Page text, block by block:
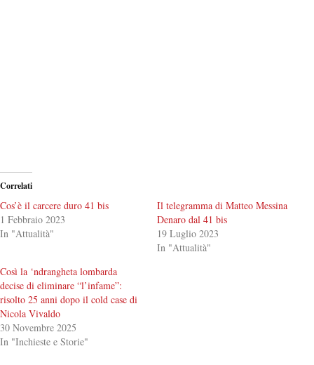
Correlati
Cos’è il carcere duro 41 bis
1 Febbraio 2023
In "Attualità"
Il telegramma di Matteo Messina
Denaro dal 41 bis
19 Luglio 2023
In "Attualità"
Così la ‘ndrangheta lombarda
decise di eliminare “l’infame”:
risolto 25 anni dopo il cold case di
Nicola Vivaldo
30 Novembre 2025
In "Inchieste e Storie"